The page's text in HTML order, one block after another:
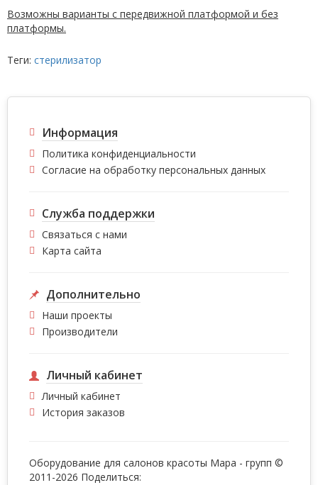
Возможны варианты с передвижной платформой и без
платформы.
Теги: стерилизатор
Информация
Политика конфиденциальности
Согласие на обработку персональных данных
Служба поддержки
Связаться с нами
Карта сайта
Дополнительно
Наши проекты
Производители
Личный кабинет
Личный кабинет
История заказов
Оборудование для салонов красоты Мара - групп ©
2011-2026 Поделиться: